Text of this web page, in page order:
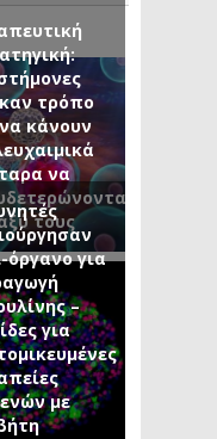
τρόπο
κάνουν
να
τους
όργανο για
–
για
με